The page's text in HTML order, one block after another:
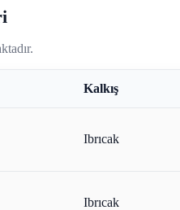
Kalkış
Ibrıcak
Ibrıcak